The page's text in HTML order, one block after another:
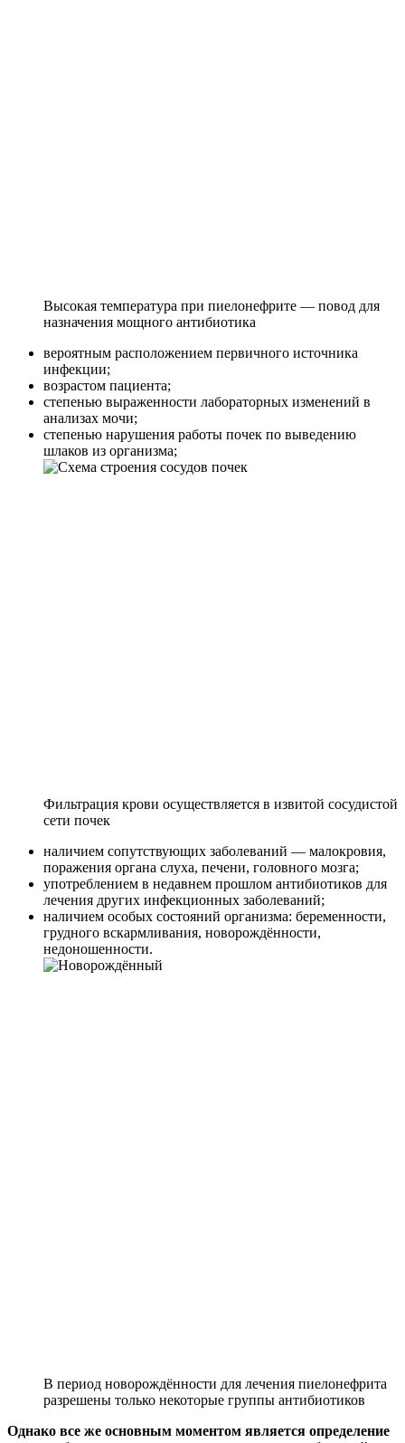
Высокая температура при пиелонефрите — повод для
назначения мощного антибиотика
вероятным расположением первичного источника
инфекции;
возрастом пациента;
степенью выраженности лабораторных изменений в
анализах мочи;
степенью нарушения работы почек по выведению
шлаков из организма;
Фильтрация крови осуществляется в извитой сосудистой
сети почек
наличием сопутствующих заболеваний — малокровия,
поражения органа слуха, печени, головного мозга;
употреблением в недавнем прошлом антибиотиков для
лечения других инфекционных заболеваний;
наличием особых состояний организма: беременности,
грудного вскармливания, новорождённости,
недоношенности.
В период новорождённости для лечения пиелонефрита
разрешены только некоторые группы антибиотиков
Однако все же основным моментом является определение